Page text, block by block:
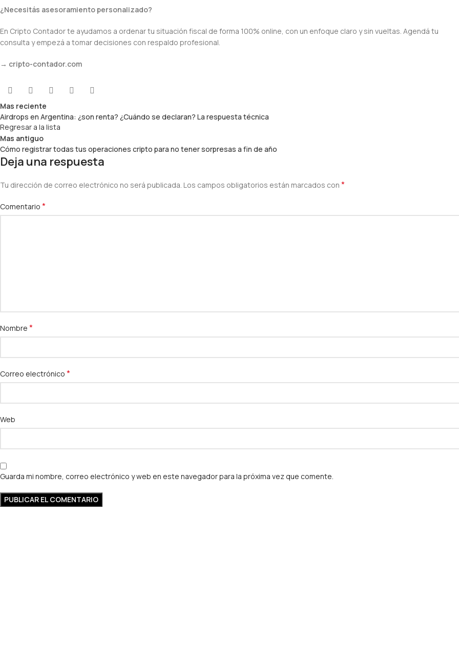
¿Necesitás asesoramiento personalizado?
En Cripto Contador te ayudamos a ordenar tu situación fiscal de forma 100% online, con un enfoque claro y sin vueltas. Agendá tu
consulta y empezá a tomar decisiones con respaldo profesional.
→ cripto-contador.com
Mas reciente
Airdrops en Argentina: ¿son renta? ¿Cuándo se declaran? La respuesta técnica
Regresar a la lista
Mas antiguo
Cómo registrar todas tus operaciones cripto para no tener sorpresas a fin de año
Deja una respuesta
Tu dirección de correo electrónico no será publicada. Los campos obligatorios están marcados con *
Comentario *
Nombre *
Correo electrónico *
Web
Guarda mi nombre, correo electrónico y web en este navegador para la próxima vez que comente.